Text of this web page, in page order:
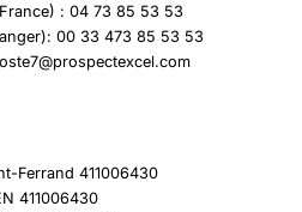
: 04 73 85 53 53
00 33 473 85 53 53
Ferrand 411006430
411006430